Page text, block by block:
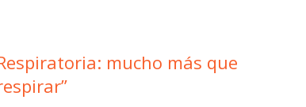
mucho más que